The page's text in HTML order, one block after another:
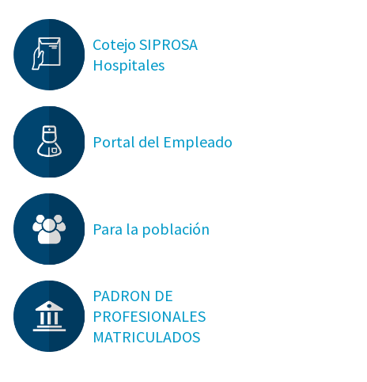
Cotejo SIPROSA
Hospitales
Portal del Empleado
Para la población
PADRON DE
PROFESIONALES
MATRICULADOS